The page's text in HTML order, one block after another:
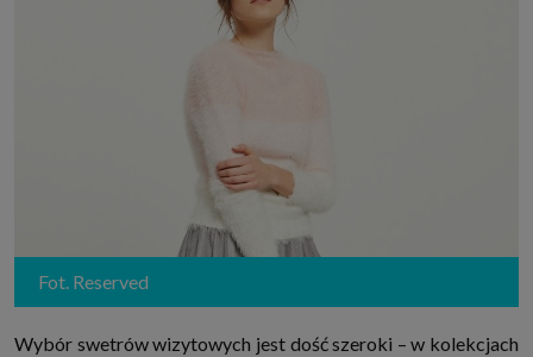
Fot. Reserved
Wybór swetrów wizytowych jest dość szeroki – w kolekcjach